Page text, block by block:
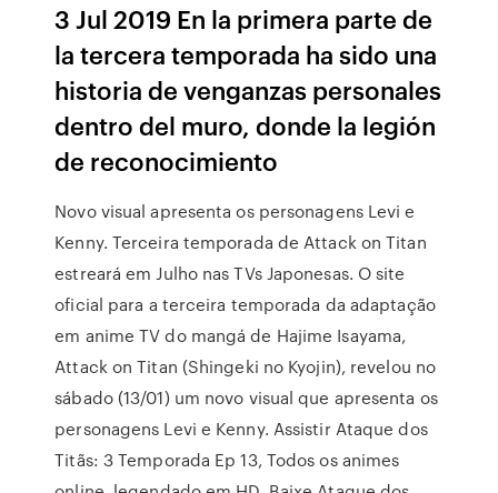
3 Jul 2019 En la primera parte de
la tercera temporada ha sido una
historia de venganzas personales
dentro del muro, donde la legión
de reconocimiento
Novo visual apresenta os personagens Levi e
Kenny. Terceira temporada de Attack on Titan
estreará em Julho nas TVs Japonesas. O site
oficial para a terceira temporada da adaptação
em anime TV do mangá de Hajime Isayama,
Attack on Titan (Shingeki no Kyojin), revelou no
sábado (13/01) um novo visual que apresenta os
personagens Levi e Kenny. Assistir Ataque dos
Titãs: 3 Temporada Ep 13, Todos os animes